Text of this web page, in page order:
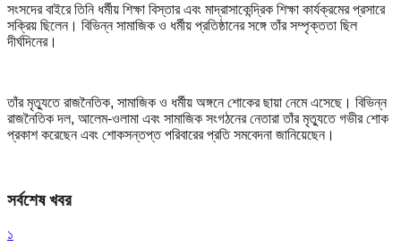
সংসদের বাইরে তিনি ধর্মীয় শিক্ষা বিস্তার এবং মাদ্রাসাকেন্দ্রিক শিক্ষা কার্যক্রমের প্রসারে
সক্রিয় ছিলেন। বিভিন্ন সামাজিক ও ধর্মীয় প্রতিষ্ঠানের সঙ্গে তাঁর সম্পৃক্ততা ছিল
দীর্ঘদিনের।
তাঁর মৃত্যুতে রাজনৈতিক, সামাজিক ও ধর্মীয় অঙ্গনে শোকের ছায়া নেমে এসেছে। বিভিন্ন
রাজনৈতিক দল, আলেম-ওলামা এবং সামাজিক সংগঠনের নেতারা তাঁর মৃত্যুতে গভীর শোক
প্রকাশ করেছেন এবং শোকসন্তপ্ত পরিবারের প্রতি সমবেদনা জানিয়েছেন।
সর্বশেষ খবর
১